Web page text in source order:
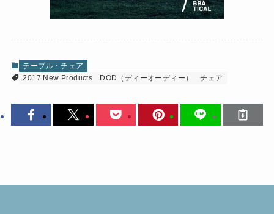
テーブル・チェア
2017 New Products
DOD（ディーオーディー） チェア